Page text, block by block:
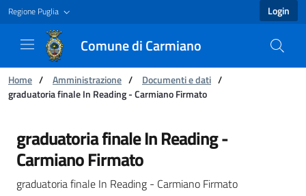
Regione Puglia Login
Comune di Carmiano
You are:
Home / Amministrazione / Documenti e dati /
graduatoria finale In Reading - Carmiano Firmato
graduatoria finale In Reading - Carmiano
graduatoria finale In Reading -
Carmiano Firmato
graduatoria finale In Reading - Carmiano Firmato